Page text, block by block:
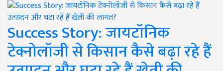
Success Story: जायटॉनिक
टेक्नोलॉजी से किसान कैसे बढ़ा रहे हैं